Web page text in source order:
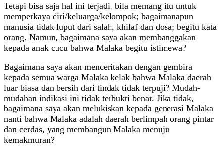
Tetapi bisa saja hal ini terjadi, bila memang itu untuk
memperkaya diri/keluarga/kelompok; bagaimanapun
manusia tidak luput dari salah, khilaf dan dosa; begitu kata
orang. Namun, bagaimana saya akan membanggakan
kepada anak cucu bahwa Malaka begitu istimewa?
Bagaimana saya akan menceritakan dengan gembira
kepada semua warga Malaka kelak bahwa Malaka daerah
luar biasa dan bersih dari tindak tidak terpuji? Mudah-
mudahan indikasi ini tidak terbukti benar. Jika tidak,
bagaimana saya akan melukiskan kepada generasi Malaka
nanti bahwa Malaka adalah daerah berlimpah orang pintar
dan cerdas, yang membangun Malaka menuju
kemakmuran?